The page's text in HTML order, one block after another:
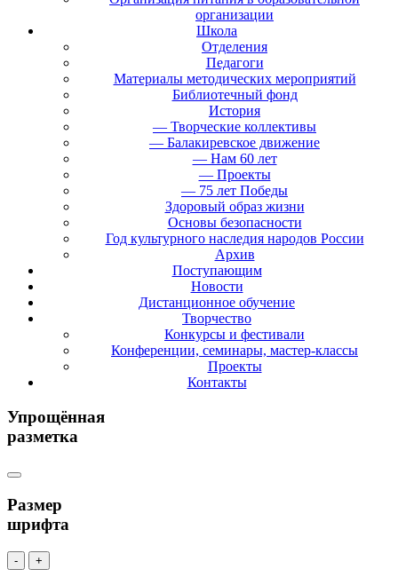
организации
Школа
Отделения
Педагоги
Материалы методических мероприятий
Библиотечный фонд
История
— Творческие коллективы
— Балакиревское движение
— Нам 60 лет
— Проекты
— 75 лет Победы
Здоровый образ жизни
Основы безопасности
Год культурного наследия народов России
Архив
Поступающим
Новости
Дистанционное обучение
Творчество
Конкурсы и фестивали
Конференции, семинары, мастер-классы
Проекты
Контакты
Упрощённая
разметка
Размер
шрифта
- +